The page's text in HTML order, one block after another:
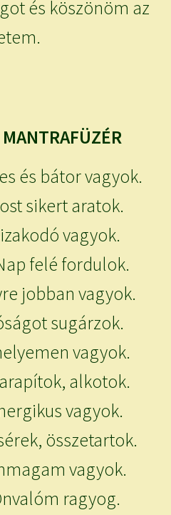
és köszönöm az
és bátor vagyok.
sikert aratok.
vagyok.
felé fordulok.
jobban vagyok.
sugárzok.
vagyok.
alkotok.
vagyok.
összetartok.
vagyok.
ragyog.